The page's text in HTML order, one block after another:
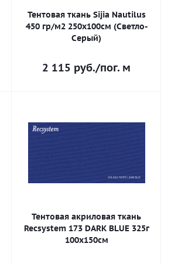
Тентовая ткань Sijia Nautilus
450 гр/м2 250х100см (Cветло-
Cерый)
2 115 руб./пог. м
Тентовая акриловая ткань
Recsystem 173 DARK BLUE 325г
100х150см